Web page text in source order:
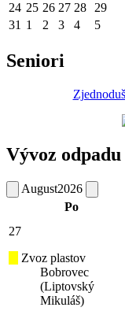
24 25 26 27 28 29
31 1 2 3 4 5
Seniori
Vývoz odpadu
August2026
Po
27
Zvoz plastov
Bobrovec
(Liptovský
Mikuláš)